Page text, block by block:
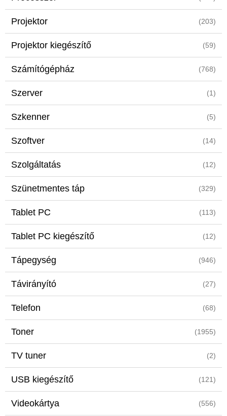
Projektor (203)
Projektor kiegészítő (59)
Számítógépház (768)
Szerver (1)
Szkenner (5)
Szoftver (14)
Szolgáltatás (12)
Szünetmentes táp (329)
Tablet PC (113)
Tablet PC kiegészítő (12)
Tápegység (946)
Távirányító (27)
Telefon (68)
Toner (1955)
TV tuner (2)
USB kiegészítő (121)
Videokártya (556)